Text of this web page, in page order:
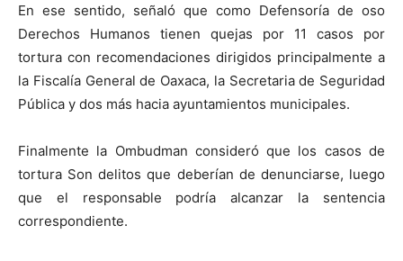
En ese sentido, señaló que como Defensoría de oso
Derechos Humanos tienen quejas por 11 casos por
tortura con recomendaciones dirigidos principalmente a
la Fiscalía General de Oaxaca, la Secretaria de Seguridad
Pública y dos más hacia ayuntamientos municipales.
Finalmente la Ombudman consideró que los casos de
tortura Son delitos que deberían de denunciarse, luego
que el responsable podría alcanzar la sentencia
correspondiente.